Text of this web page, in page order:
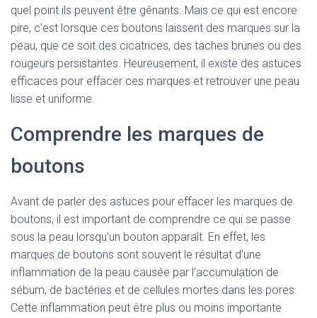
quel point ils peuvent être gênants. Mais ce qui est encore
pire, c’est lorsque ces boutons laissent des marques sur la
peau, que ce soit des cicatrices, des taches brunes ou des
rougeurs persistantes. Heureusement, il existe des astuces
efficaces pour effacer ces marques et retrouver une peau
lisse et uniforme.
Comprendre les marques de
boutons
Avant de parler des astuces pour effacer les marques de
boutons, il est important de comprendre ce qui se passe
sous la peau lorsqu’un bouton apparaît. En effet, les
marques de boutons sont souvent le résultat d’une
inflammation de la peau causée par l’accumulation de
sébum, de bactéries et de cellules mortes dans les pores.
Cette inflammation peut être plus ou moins importante